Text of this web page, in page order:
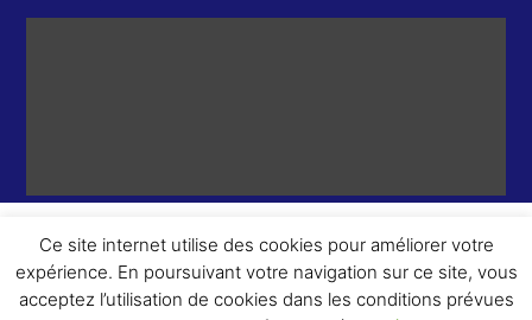
© 2026 – 2 ème Round – Tous droits réservés.
Ce site internet utilise des cookies pour améliorer votre
expérience. En poursuivant votre navigation sur ce site, vous
acceptez l’utilisation de cookies dans les conditions prévues